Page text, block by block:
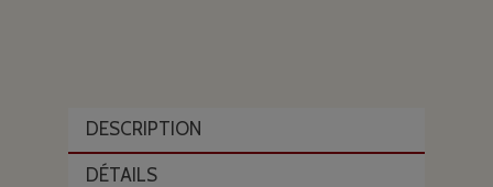
DESCRIPTION
DÉTAILS